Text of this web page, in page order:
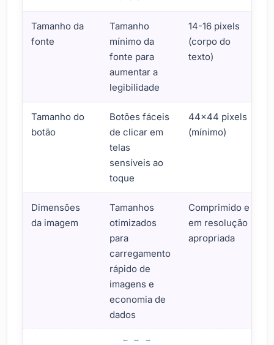
Tamanho da
fonte
Tamanho
mínimo da
fonte para
aumentar a
legibilidade
14-16 pixels
(corpo do
texto)
Tamanho do
botão
Botões fáceis
de clicar em
telas
sensíveis ao
toque
44×44 pixels
(mínimo)
Dimensões
da imagem
Tamanhos
otimizados
para
carregamento
rápido de
imagens e
economia de
dados
Comprimido e
em resolução
apropriada